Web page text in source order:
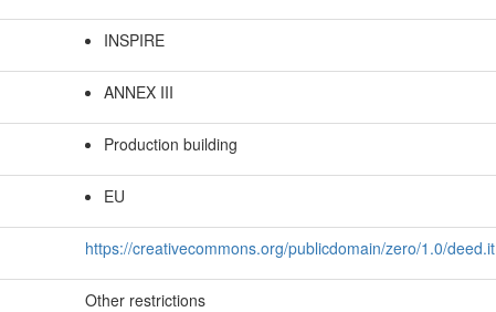
INSPIRE
ANNEX III
Production building
EU
https://creativecommons.org/publicdomain/zero/1.0/deed.it
Other restrictions